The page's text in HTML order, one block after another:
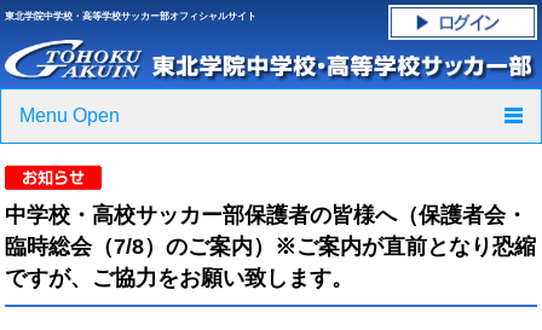
東北学院中学校・高等学校サッカー部オフィシャルサイト
Menu Open
ニュース
クラブ紹介・進路実績
中学校・高校サッカー部保護者の皆様へ（保護者会・
臨時総会（7/8）のご案内）※ご案内が直前となり恐縮
ですが、ご協力をお願い致します。